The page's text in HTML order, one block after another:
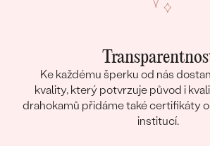
Ke každému šperku od nás
kvality, který potvrzuje původ i
drahokamů přidáme také certifikáty
institucí.